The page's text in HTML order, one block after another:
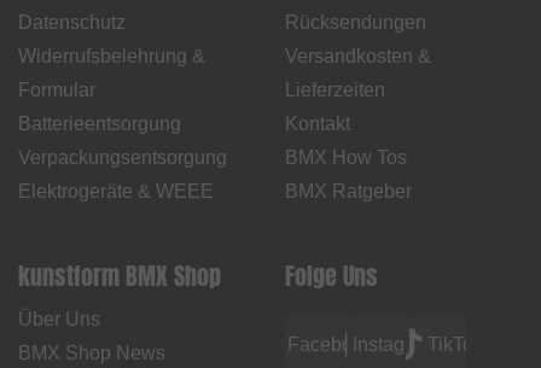
Datenschutz
Widerrufsbelehrung &
Formular
Batterieentsorgung
Verpackungsentsorgung
Elektrogeräte & WEEE
Rücksendungen
Versandkosten &
Lieferzeiten
Kontakt
BMX How Tos
BMX Ratgeber
kunstform BMX Shop
Über Uns
BMX Shop News
Folge Uns
FacebookInstagramTikTok